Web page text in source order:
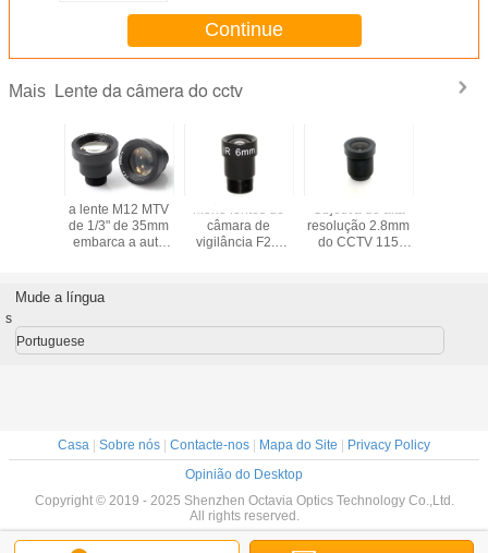
Continue
Mais Lente da câmera do cctv
multi
a lente M12 MTV
de 1/3" de 35mm
embarca a auto
do CCTV da
segurança
Mono lentes de
câmara de
vigilância F2.0
Objetiva de alta
resolução 2.8mm
do CCTV 115
Mude a língua
s
Portuguese
Casa | Sobre nós | Contacte-nos | Mapa do Site | Privacy Policy
Opinião do Desktop
Copyright © 2019 - 2025 Shenzhen Octavia Optics Technology Co.,Ltd.
All rights reserved.